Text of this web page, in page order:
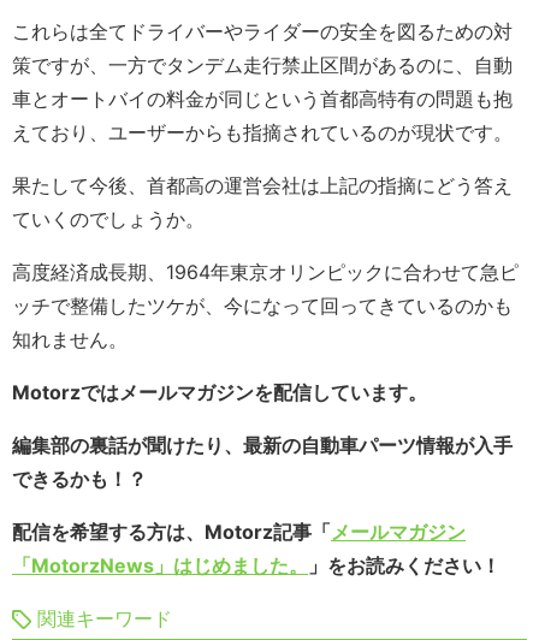
これらは全てドライバーやライダーの安全を図るための対
策ですが、一方でタンデム走行禁止区間があるのに、自動
車とオートバイの料金が同じという首都高特有の問題も抱
えており、ユーザーからも指摘されているのが現状です。
果たして今後、首都高の運営会社は上記の指摘にどう答え
ていくのでしょうか。
高度経済成長期、1964年東京オリンピックに合わせて急ピ
ッチで整備したツケが、今になって回ってきているのかも
知れません。
Motorzではメールマガジンを配信しています。
編集部の裏話が聞けたり、最新の自動車パーツ情報が入手
できるかも！？
配信を希望する方は、Motorz記事「メールマガジン
「MotorzNews」はじめました。
」をお読みください！
関連キーワード